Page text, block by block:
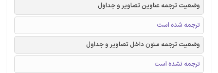
وضعیت ترجمه عناوین تصاویر و جداول
ترجمه شده است
وضعیت ترجمه متون داخل تصاویر و جداول
ترجمه نشده است